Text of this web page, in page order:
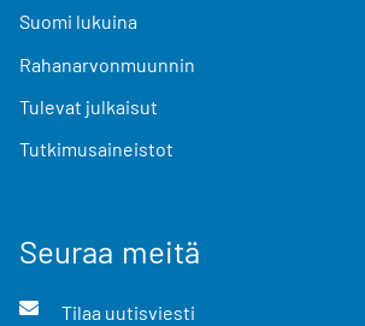
Suomi lukuina
Rahanarvonmuunnin
Tulevat julkaisut
Tutkimusaineistot
Seuraa meitä
Tilaa uutisviesti